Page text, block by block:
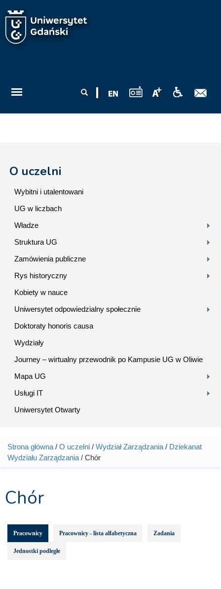
wyszukiwania
O uczelni
Wybitni i utalentowani
UG w liczbach
Władze
Struktura UG
Zamówienia publiczne
Rys historyczny
Kobiety w nauce
Uniwersytet odpowiedzialny społecznie
Doktoraty honoris causa
Wydziały
Journey – wirtualny przewodnik po Kampusie UG w Oliwie
Mapa UG
Usługi IT
Uniwersytet Otwarty
Jesteś tutaj
Strona główna / O uczelni / Wydział Zarządzania / Dziekanat
Wydziału Zarządzania / Chór
Chór
Pracownicy Pracownicy - lista alfabetyczna Zadania
Jednostki podległe